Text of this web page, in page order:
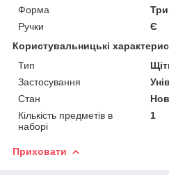
Форма
Ручки
Є
Користувальницькі
Тип
Застосування
Стан
Кількість предметів в
наборі
1
Приховати